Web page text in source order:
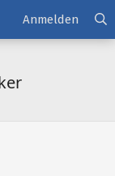
Anmelden